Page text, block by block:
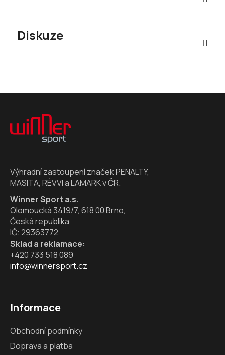
Diskuze
Z
Výhradní zastoupení značek PENALTY,
MASITA, RÉVVI a LAMARK v ČR.
Winner Sport a.s.
Olomoucká 3419/7, 618 00 Brno,
Česká republika
IČ: 29363772
Sklad a reklamace:
+420 733 518 089
info@winnersport.cz
Informace
Obchodní podmínky
Doprava a platba